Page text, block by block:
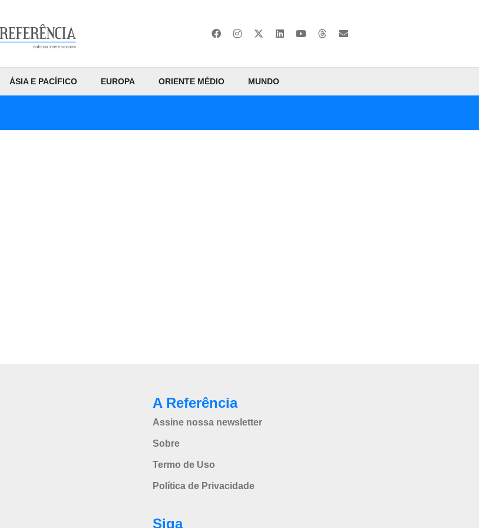
ÁSIA E PACÍFICO EUROPA ORIENTE MÉDIO MUNDO
A Referência
Assine nossa newsletter
Sobre
Termo de Uso
Política de Privacidade
Siga